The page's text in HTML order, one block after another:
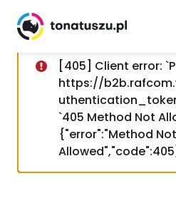
[405] Client error:
https://
`405 Method Not
{"error":"Method Not